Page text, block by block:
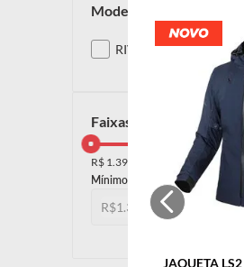
JAQUETA
modelos
RIVA
faixas de preço
R$
R$ 1.391,00